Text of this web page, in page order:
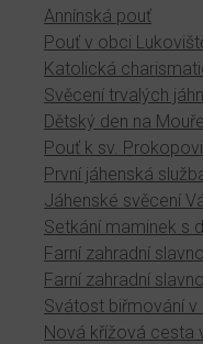
Annínská pouť
Pouť v obci
Katolická
Svěcení trvalých
Dětský den na
Pouť k sv.
První jáhenská
Jáhenské svěcení
Setkání maminek s
Farní zahradní
Farní zahradní
Svátost biřmování v
Nová křížová cesta